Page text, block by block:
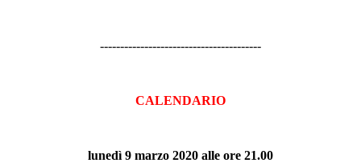
----------------------------------------
CALENDARIO
lunedì 9 marzo 2020 alle ore 21.00